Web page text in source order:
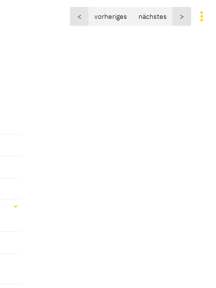
< vorheriges nächstes >